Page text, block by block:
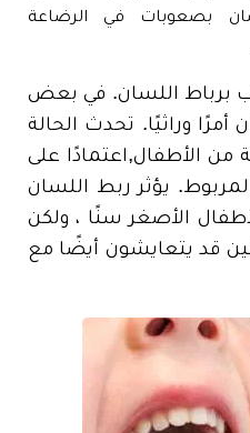
بصعوبات في الرضاعة
اللسان. في بعض
أمرًا وراثيًا. تحدث الحالة
إلى 10 بالمائة من الأطفال,اعتمادًا على
يؤثر ربط اللسان
الأصغر سنًا ، ولكن
قد يتعايشون أيضًا مع